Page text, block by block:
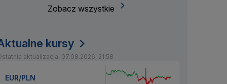
Zobacz wszystkie
kursy
aktualizacja: 07.08.2026, 21:58
EUR/PLN